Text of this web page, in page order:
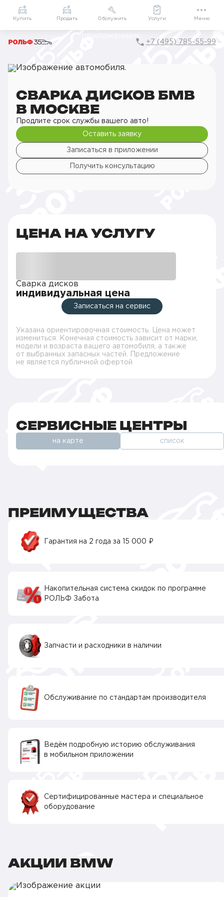
Приложение
Мой РОЛЬФ
Подарки внутри
+7 (495) 785-55-99
Главная
РОЛЬФ Сервис
Сервис BMW
Шиномонтаж
Ремонт дисков
Сварка дисков
СВАРКА ДИСКОВ БМВ
В МОСКВЕ
Продлите срок службы вашего авто!
Оставить заявку
Записаться в приложении
Получить консультацию
ЦЕНА НА УСЛУГУ
Сварка дисков
индивидуальная цена
Записаться на сервис
Указана ориентировочная стоимость. Цена может
измениться. Конечная стоимость зависит от марки,
модели и возраста вашего автомобиля, а также
от выбранных запасных частей. Предложение
не является публичной офертой
СЕРВИСНЫЕ ЦЕНТРЫ
на карте список
ПРЕИМУЩЕСТВА
Гарантия на 2 года за 15 000 ₽
Накопительная система скидок по программе
РОЛЬФ Забота
Запчасти и расходники в наличии
Обслуживание по стандартам производителя
Ведём подробную историю обслуживания
в мобильном приложении
Сертифицированные мастера и специальное
оборудование
АКЦИИ BMW
Купить Продать Обслужить Услуги Меню